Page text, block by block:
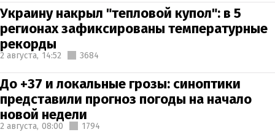
Украину накрыл "тепловой купол": в 5
регионах зафиксированы температурные
рекорды
2 августа, 14:52 3684
До +37 и локальные грозы: синоптики
представили прогноз погоды на начало
новой недели
2 августа, 08:00 1794